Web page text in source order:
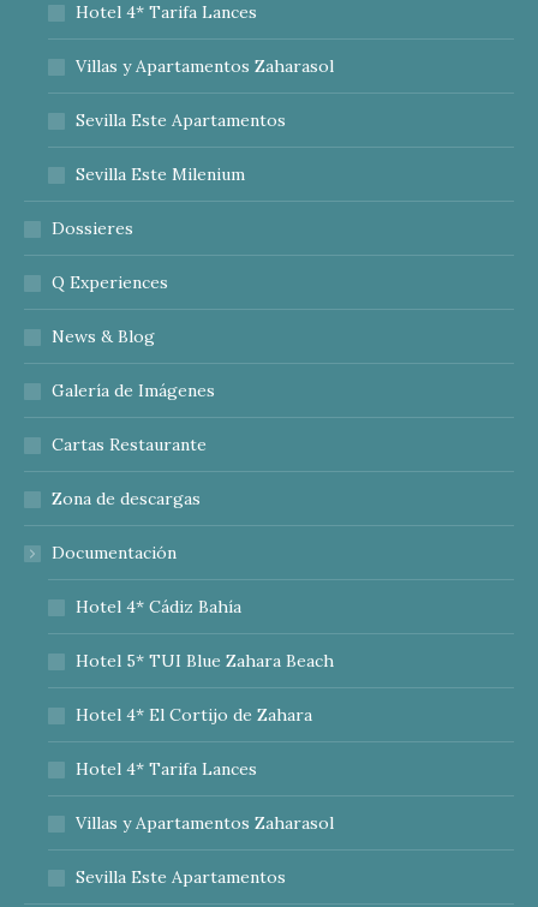
Hotel 4* Tarifa Lances
Villas y Apartamentos Zaharasol
Sevilla Este Apartamentos
Sevilla Este Milenium
Dossieres
Q Experiences
News & Blog
Galería de Imágenes
Cartas Restaurante
Zona de descargas
Documentación
Hotel 4* Cádiz Bahía
Hotel 5* TUI Blue Zahara Beach
Hotel 4* El Cortijo de Zahara
Hotel 4* Tarifa Lances
Villas y Apartamentos Zaharasol
Sevilla Este Apartamentos